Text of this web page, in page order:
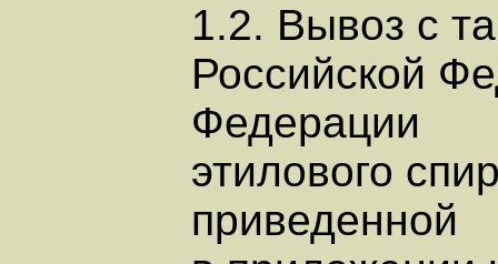
1.2. Вывоз с
Российской
Федерации
этилового
приведенной